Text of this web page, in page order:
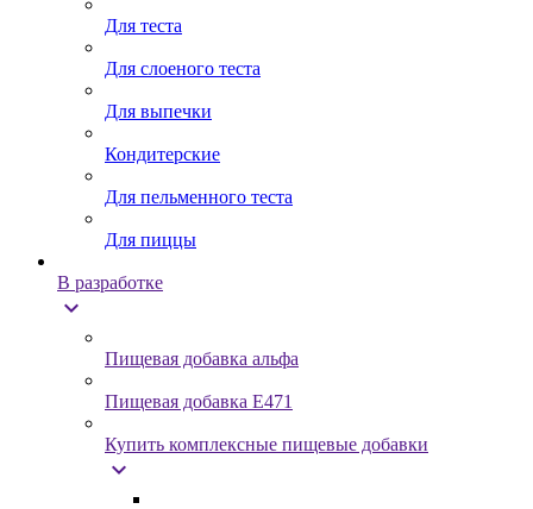
Для теста
Для слоеного теста
Для выпечки
Кондитерские
Для пельменного теста
Для пиццы
В разработке
expand_more
Пищевая добавка альфа
Пищевая добавка Е471
Купить комплексные пищевые добавки
expand_more